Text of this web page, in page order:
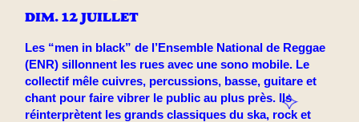
DIM. 12 JUILLET
Les “men in black” de l’Ensemble National de Reggae
(ENR) sillonnent les rues avec une sono mobile. Le
collectif mêle cuivres, percussions, basse, guitare et
chant pour faire vibrer le public au plus près. Ils
réinterprètent les grands classiques du ska, rock et